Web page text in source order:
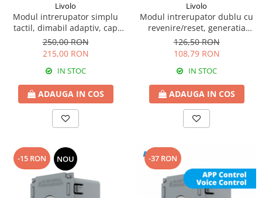
Livolo
Modul intrerupator simplu
tactil, dimabil adaptiv, cap
scara / cap cruce, Generatia
Noua
250,00 RON
215,00 RON
IN STOC
ADAUGA IN COS
Livolo
Modul intrerupator dublu cu
revenire/reset, generatia
noua
126,50 RON
108,79 RON
IN STOC
ADAUGA IN COS
-15 RON NOU -37 RON